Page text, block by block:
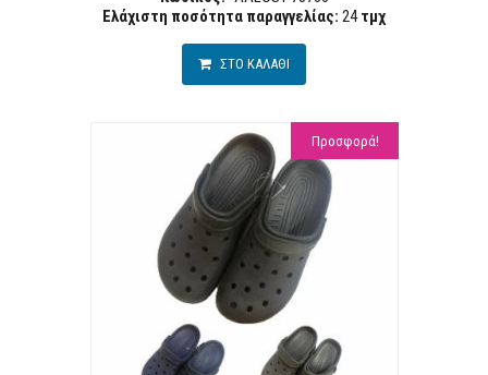
Ελάχιστη ποσότητα παραγγελίας: 24τμχ
ΣΤΟ ΚΑΛΑΘΙ
Προσφορά!